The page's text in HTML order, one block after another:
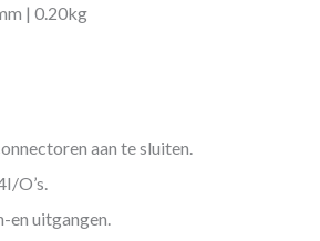
| 0.20kg
aan te sluiten.
O’s.
en uitgangen.